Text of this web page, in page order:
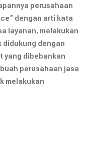
perusahaan
dengan arti kata
layanan, melakukan
didukung dengan
yang dibebankan
perusahaan jasa
melakukan